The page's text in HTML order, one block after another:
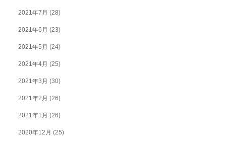
2021年7月 (28)
2021年6月 (23)
2021年5月 (24)
2021年4月 (25)
2021年3月 (30)
2021年2月 (26)
2021年1月 (26)
2020年12月 (25)